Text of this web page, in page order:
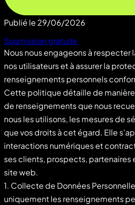
Publié le 29/06/2026
Soumission gratuite
Nous nous engageons à
nos utilisateurs et à assurer la
renseignements personnels
Cette politique détaille de
de renseignements que nous
nous les utilisons, les mesures de
que vos droits à cet égard. Elle
interactions numériques et
ses clients, prospects, partenaires
site web.
1. Collecte de Données
uniquement les renseignements